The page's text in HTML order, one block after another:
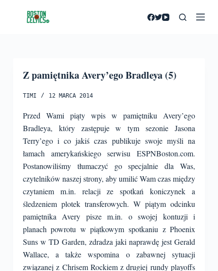
Z pamiętnika Avery’ego Bradleya (5)
TIMI 12 MARCA 2014
Przed Wami piąty wpis w pamiętniku Avery’ego
Bradleya, który zastępuje w tym sezonie Jasona
Terry’ego i co jakiś czas publikuje swoje myśli na
łamach amerykańskiego serwisu ESPNBoston.com.
Postanowiliśmy tłumaczyć go specjalnie dla Was,
czytelników naszej strony, aby umilić Wam czas między
czytaniem m.in. relacji ze spotkań koniczynek a
śledzeniem plotek transferowych. W piątym odcinku
pamiętnika Avery pisze m.in. o swojej kontuzji i
planach powrotu w piątkowym spotkaniu z Phoenix
Suns w TD Garden, zdradza jaki naprawdę jest Gerald
Wallace, a także wspomina o zabawnej sytuacji
związanej z Chrisem Rockiem z drugiej rundy playoffs